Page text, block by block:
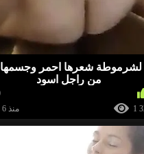
أن آلاف الفتيات العازبات
لشرموطة شعرها احمر
من راجل اسود
منذ 6 سنة
1